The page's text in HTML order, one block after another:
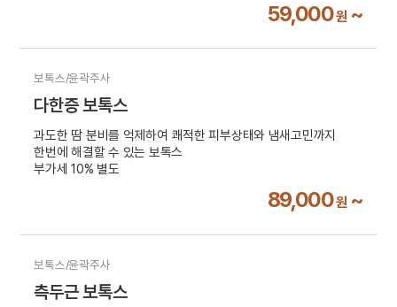
59,000원 ~
보톡스/윤곽주사
다한증 보톡스
과도한 땀 분비를 억제하여 쾌적한 피부상태와 냄새고민까지
한번에 해결할 수 있는 보톡스
부가세 10% 별도
89,000원 ~
보톡스/윤곽주사
측두근 보톡스